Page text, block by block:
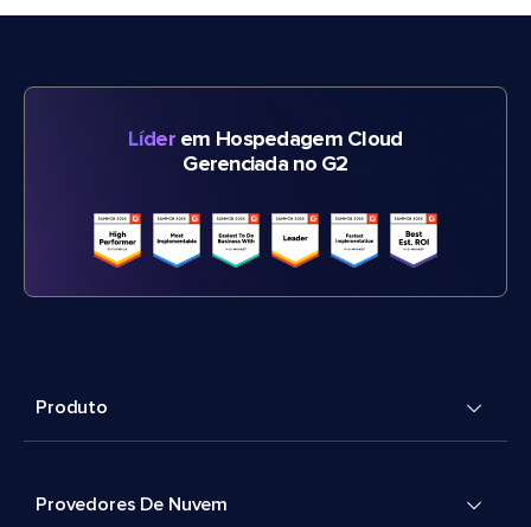
Líderem Hospedagem Cloud
Gerenciada no G2
Produto
Provedores De Nuvem